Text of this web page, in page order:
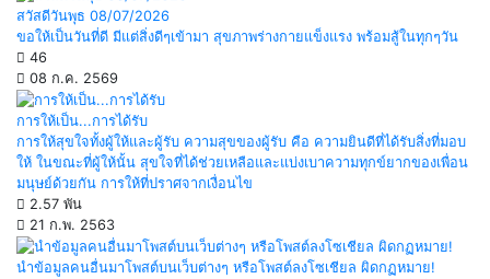
สวัสดีวันพุธ 08/07/2026
ขอให้เป็นวันที่ดี มีแต่สิ่งดีๆเข้ามา สุขภาพร่างกายแข็งแรง พร้อมสู้ในทุกๆวัน
46
08 ก.ค. 2569
การให้เป็น...การได้รับ
การให้สุขใจทั้งผู้ให้และผู้รับ ความสุขของผู้รับ คือ ความยินดีที่ได้รับสิ่งที่มอบ
ให้ ในขณะที่ผู้ให้นั้น สุขใจที่ได้ช่วยเหลือและแบ่งเบาความทุกข์ยากของเพื่อน
มนุษย์ด้วยกัน การให้ที่ปราศจากเงื่อนไข
2.57 พัน
21 ก.พ. 2563
นำข้อมูลคนอื่นมาโพสต์บนเว็บต่างๆ หรือโพสต์ลงโซเชียล ผิดกฏหมาย!